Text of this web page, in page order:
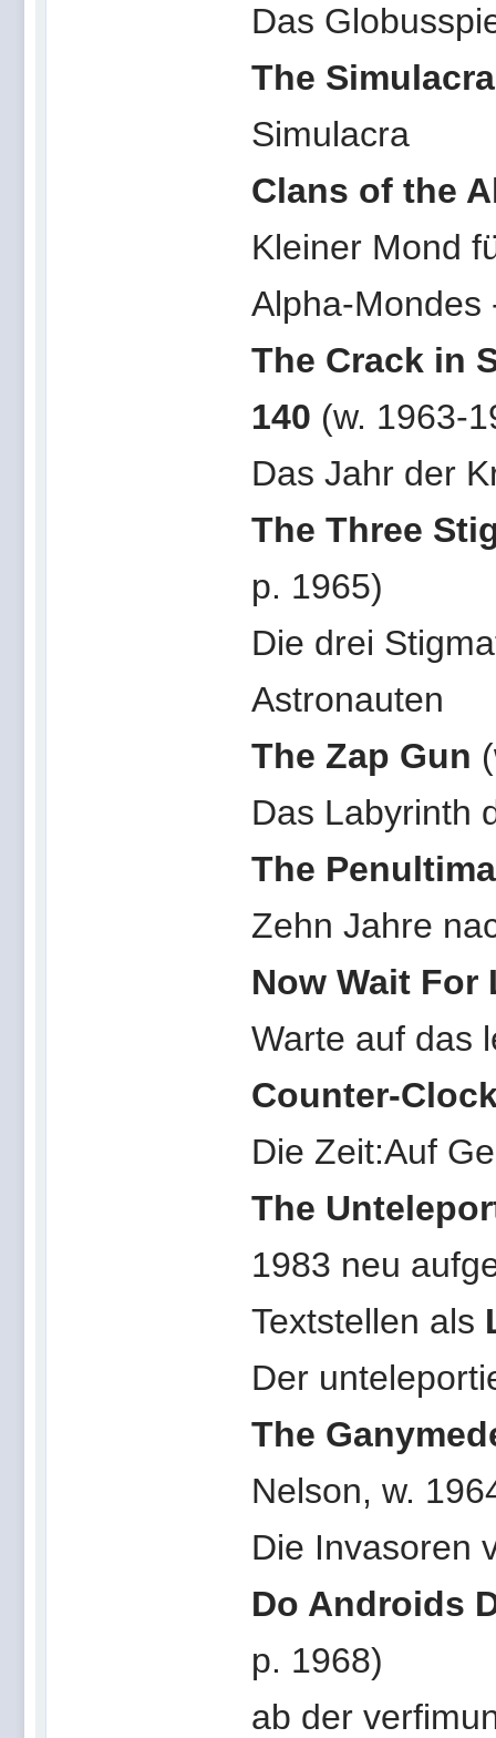
Das
The Simulacra
Simulacra
Clans of the
Kleiner Mond
Alpha-Mondes
The Crack in
140 (w. 1963-
Das Jahr der
The Three
p. 1965)
Die drei
Astronauten
The Zap Gun
Das Labyrinth
The
Zehn Jahre
Now Wait For
Warte auf das
Counter-
Die Zeit:Auf
The
1983 neu
Textstellen als
Der
The
Nelson, w.
Die Invasoren
Do Androids
p. 1968)
ab der